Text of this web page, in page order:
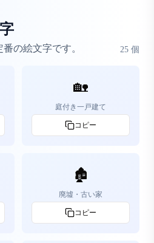
の絵文字です。 25 個
🏡
庭付き一戸建て
コピー
🏚️
廃墟・古い家
コピー